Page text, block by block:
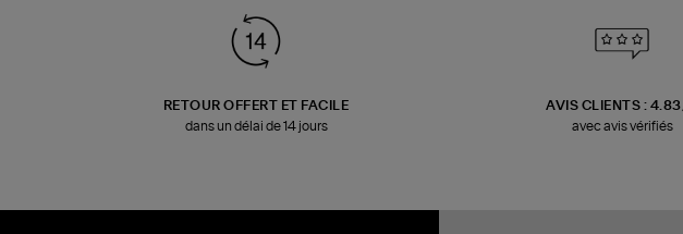
RETOUR OFFERT ET FACILE
dans un délai de 14 jours
AVIS CLIENTS :
avec avis vérifiés